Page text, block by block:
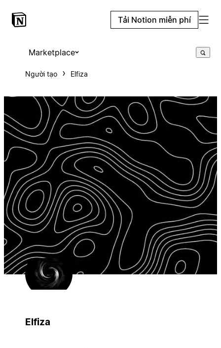
Tải Notion miễn phí
Marketplace
Người tạo Elfiza
Elfiza